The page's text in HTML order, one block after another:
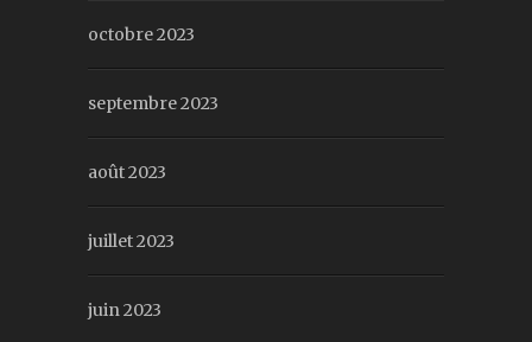
octobre 2023
septembre 2023
août 2023
juillet 2023
juin 2023